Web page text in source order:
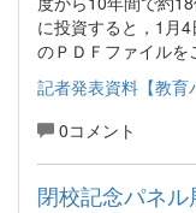
に投資すると，1月
のＰＤＦファイルを
記者発表資料【教
0コメント
閉校記念パネ